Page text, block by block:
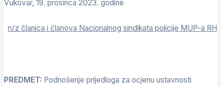
Vukovar, 19. prosinca 2023. godine
n/z članica i članova Nacionalnog sindikata policije MUP-a RH
PREDMET: Podnošenje prijedloga za ocjenu ustavnosti